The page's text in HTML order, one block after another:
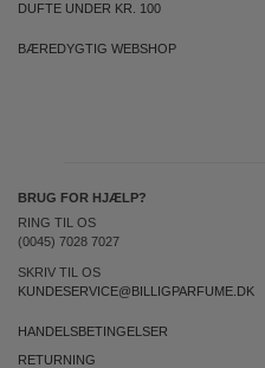
DUFTE UNDER KR. 100
BÆREDYGTIG WEBSHOP
BRUG FOR HJÆLP?
RING TIL OS
(0045) 7028 7027
SKRIV TIL OS
KUNDESERVICE@BILLIGPARFUME.DK
HANDELSBETINGELSER
RETURNING